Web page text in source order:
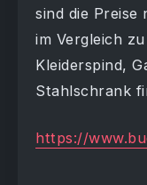
sind die
im Vergleich
Kleiderspind,
Stahlschrank
https://